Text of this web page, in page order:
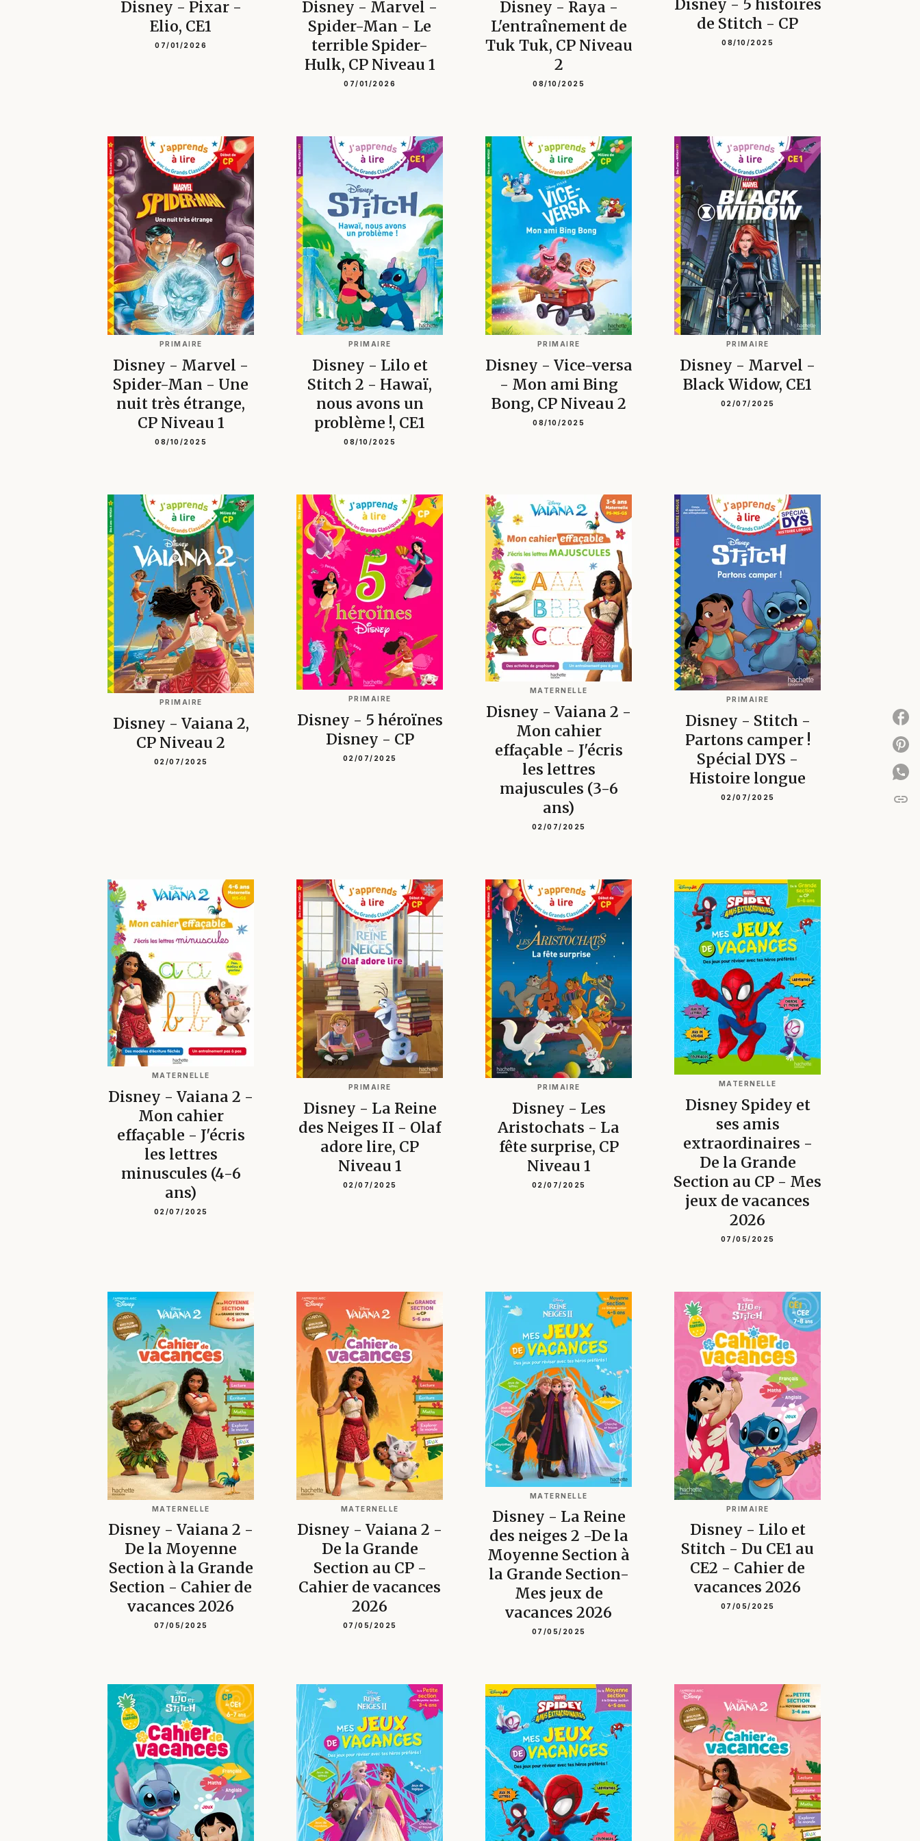
Disney - Pixar -
Elio, CE1
07/01/2026
Disney - Marvel -
Spider-Man - Le
terrible Spider-
Hulk, CP Niveau 1
07/01/2026
Disney - Raya -
L'entraînement de
Tuk Tuk, CP Niveau
2
08/10/2025
Disney - 5 histoires
de Stitch - CP
08/10/2025
PRIMAIRE
Disney - Marvel -
Spider-Man - Une
nuit très étrange,
CP Niveau 1
08/10/2025
PRIMAIRE
Disney - Lilo et
Stitch 2 - Hawaï,
nous avons un
problème !, CE1
08/10/2025
PRIMAIRE
Disney - Vice-versa
- Mon ami Bing
Bong, CP Niveau 2
08/10/2025
PRIMAIRE
Disney - Marvel -
Black Widow, CE1
02/07/2025
PRIMAIRE
Disney - Vaiana 2,
CP Niveau 2
02/07/2025
PRIMAIRE
Disney - 5 héroïnes
Disney - CP
02/07/2025
MATERNELLE
Disney - Vaiana 2 -
Mon cahier
effaçable - J'écris
les lettres
majuscules (3-6
ans)
02/07/2025
PRIMAIRE
Disney - Stitch -
Partons camper !
Spécial DYS -
Histoire longue
02/07/2025
MATERNELLE
Disney - Vaiana 2 -
Mon cahier
effaçable - J'écris
les lettres
minuscules (4-6
ans)
02/07/2025
PRIMAIRE
Disney - La Reine
des Neiges II - Olaf
adore lire, CP
Niveau 1
02/07/2025
PRIMAIRE
Disney - Les
Aristochats - La
fête surprise, CP
Niveau 1
02/07/2025
MATERNELLE
Disney Spidey et
ses amis
extraordinaires -
De la Grande
Section au CP - Mes
jeux de vacances
2026
07/05/2025
MATERNELLE
Disney - Vaiana 2 -
De la Moyenne
Section à la Grande
Section - Cahier de
vacances 2026
07/05/2025
MATERNELLE
Disney - Vaiana 2 -
De la Grande
Section au CP -
Cahier de vacances
2026
07/05/2025
MATERNELLE
Disney - La Reine
des neiges 2 -De la
Moyenne Section à
la Grande Section-
Mes jeux de
vacances 2026
07/05/2025
PRIMAIRE
Disney - Lilo et
Stitch - Du CE1 au
CE2 - Cahier de
vacances 2026
07/05/2025
link